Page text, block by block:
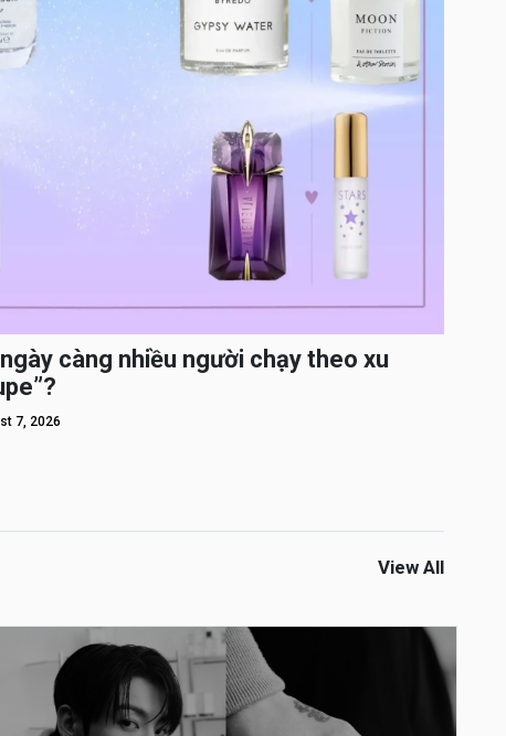
càng nhiều người chạy theo xu
7, 2026
View All